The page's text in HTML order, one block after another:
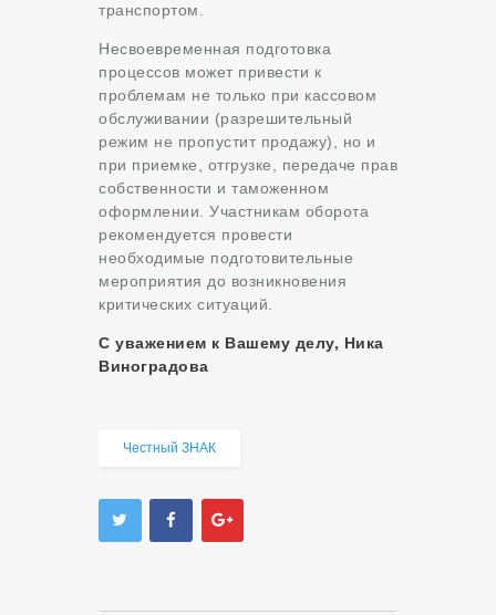
транспортом.
Несвоевременная подготовка
процессов может привести к
проблемам не только при кассовом
обслуживании (разрешительный
режим не пропустит продажу), но и
при приемке, отгрузке, передаче прав
собственности и таможенном
оформлении. Участникам оборота
рекомендуется провести
необходимые подготовительные
мероприятия до возникновения
критических ситуаций.
С уважением к Вашему делу, Ника
Виноградова
Честный ЗНАК